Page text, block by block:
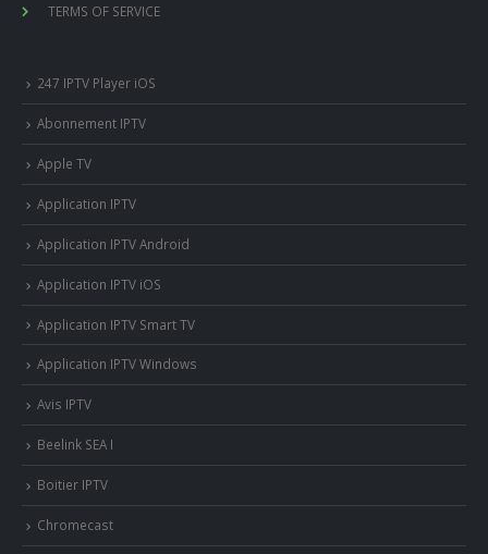
TERMS OF SERVICE
247 IPTV Player iOS
Abonnement IPTV
Apple TV
Application IPTV
Application IPTV Android
Application IPTV iOS
Application IPTV Smart TV
Application IPTV Windows
Avis IPTV
Beelink SEA I
Boitier IPTV
Chromecast